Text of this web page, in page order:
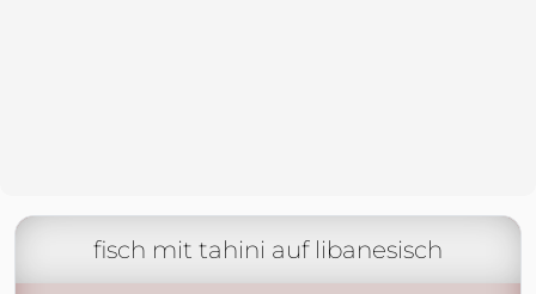
fisch mit tahini auf libanesisch